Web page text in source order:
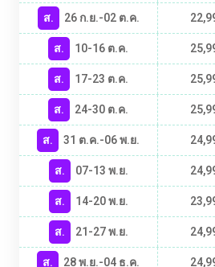
ส.
26 ก.ย.-02 ต.ค.
ส.
10-16 ต.ค.
ส.
17-23 ต.ค.
ส.
24-30 ต.ค.
ส.
31 ต.ค.-06 พ.ย.
ส.
07-13 พ.ย.
ส.
14-20 พ.ย.
ส.
21-27 พ.ย.
ส.
28 พ.ย.-04 ธ.ค.